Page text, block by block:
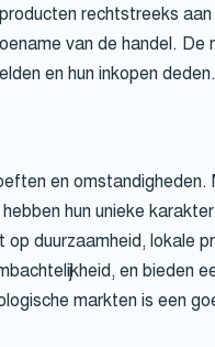
rechtstreeks
van de handel. De
en hun inkopen deden.
en
hun unieke
duurzaamheid, lokale
en bieden
markten is een